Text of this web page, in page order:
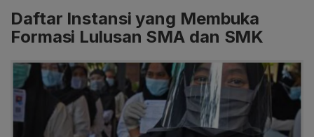
Daftar Instansi yang Membuka
Formasi Lulusan SMA dan SMK